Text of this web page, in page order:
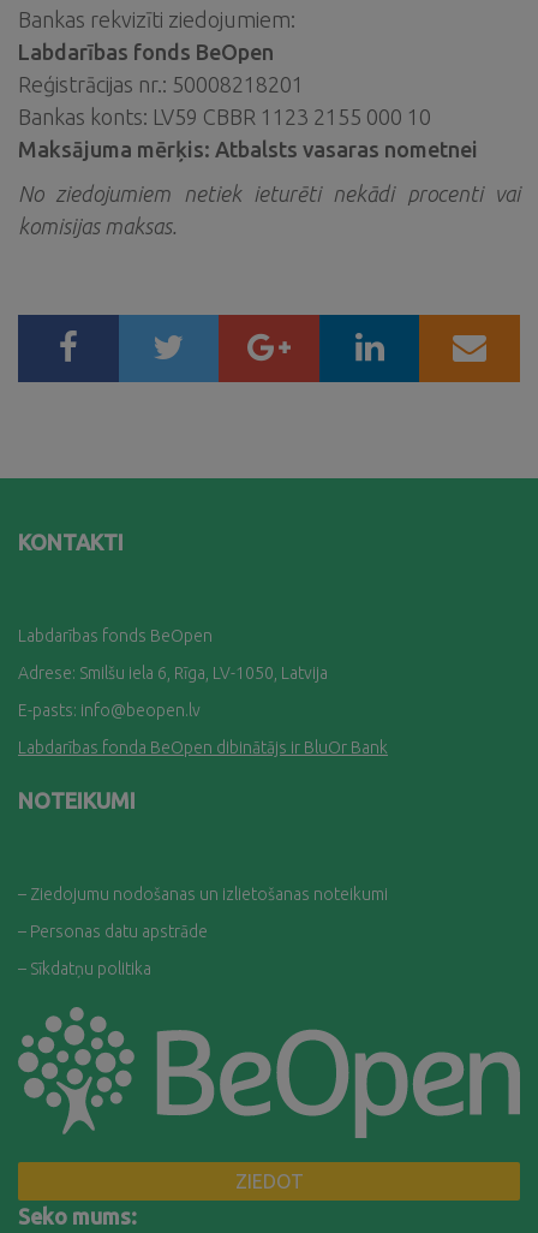
Bankas rekvizīti ziedojumiem:
Labdarības fonds BeOpen
Reģistrācijas nr.: 50008218201
Bankas konts: LV59 CBBR 1123 2155 000 10
Maksājuma mērķis: Atbalsts vasaras nometnei
No ziedojumiem netiek ieturēti nekādi procenti vai
komisijas maksas.
KONTAKTI
Labdarības fonds BeOpen
Adrese: Smilšu iela 6, Rīga, LV-1050, Latvija
E-pasts: info@beopen.lv
Labdarības fonda BeOpen dibinātājs ir BluOr Bank
NOTEIKUMI
– Ziedojumu nodošanas un izlietošanas noteikumi
– Personas datu apstrāde
– Sīkdatņu politika
ZIEDOT
Seko mums: